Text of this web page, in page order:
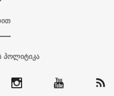
პოლიტიკა